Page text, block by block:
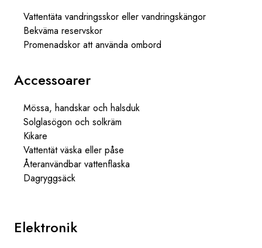
Vattentäta vandringsskor eller vandringskängor
Bekväma reservskor
Promenadskor att använda ombord
Accessoarer
Mössa, handskar och halsduk
Solglasögon och solkräm
Kikare
Vattentät väska eller påse
Återanvändbar vattenflaska
Dagryggsäck
Elektronik